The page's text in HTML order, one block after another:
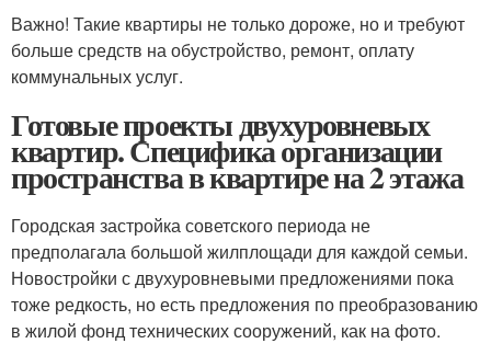
Важно! Такие квартиры не только дороже, но и требуют
больше средств на обустройство, ремонт, оплату
коммунальных услуг.
Готовые проекты двухуровневых
квартир. Специфика организации
пространства в квартире на 2 этажа
Городская застройка советского периода не
предполагала большой жилплощади для каждой семьи.
Новостройки с двухуровневыми предложениями пока
тоже редкость, но есть предложения по преобразованию
в жилой фонд технических сооружений, как на фото.